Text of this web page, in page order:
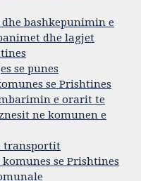
bashkepunimin e
dhe lagjet
se punes
se Prishtines
e orarit te
ne komunen e
transportit
se Prishtines